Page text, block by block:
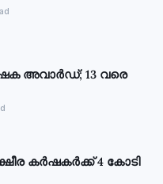
അവാര്‍ഡ്; 13 വരെ
കര്‍ഷകര്‍ക്ക് 4 കോടി